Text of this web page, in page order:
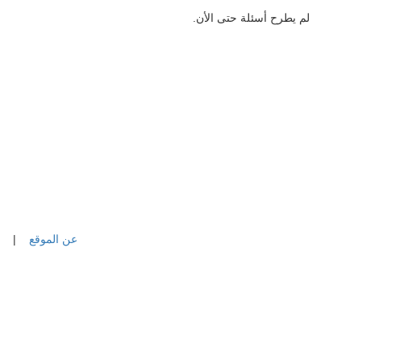
لم يطرح أسئلة حتى الأن.
عن الموقع |